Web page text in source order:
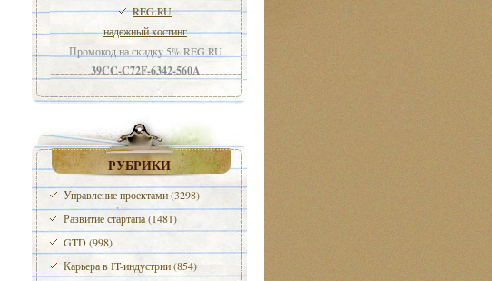
REG.RU
надежный хостинг
Промокод на скидку 5% REG.RU
39CC-C72F-6342-560A
РУБРИКИ
Управление проектами (3298)
Развитие стартапа (1481)
GTD (998)
Карьера в IT-индустрии (854)